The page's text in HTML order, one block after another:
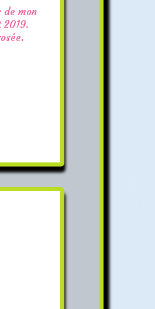
de mon